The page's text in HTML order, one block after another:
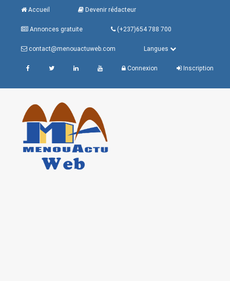
Accueil Devenir rédacteur
Annonces gratuite (+237)654 788 700
contact@menouactuweb.com Langues
Connexion Inscription